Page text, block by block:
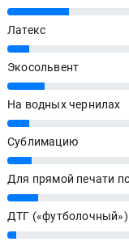
20%
Латекс
7%
Экосольвент
12%
На водных чернилах
7%
Сублимацию
8%
Для прямой печати
10%
ДТГ («футболочный»)
3%